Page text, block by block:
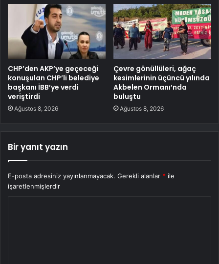
CHP’den AKP’ye geçeceği
konuşulan CHP’li belediye
başkanı İBB’ye verdi
veriştirdi
Ağustos 8, 2026
Çevre gönüllüleri, ağaç
kesimlerinin üçüncü yılında
Akbelen Ormanı’nda
buluştu
Ağustos 8, 2026
Bir yanıt yazın
E-posta adresiniz yayınlanmayacak. Gerekli alanlar * ile
işaretlenmişlerdir